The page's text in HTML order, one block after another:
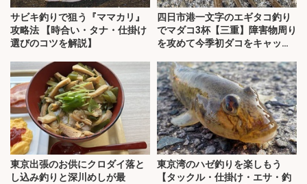
サビキ釣りで狙う『ママカリ』
攻略法 【時合い・タナ・仕掛け
選びのコツを解説】
四日市港一文字のエギタコ釣り
でマダコ3杯【三重】障害物周り
を攻めて今季初ダコをキャッ
東京出張のお供にクロダイ落と
し込み釣りと深川めしが最
東京湾のハゼ釣りを楽しもう
【タックル・仕掛け・エサ・釣